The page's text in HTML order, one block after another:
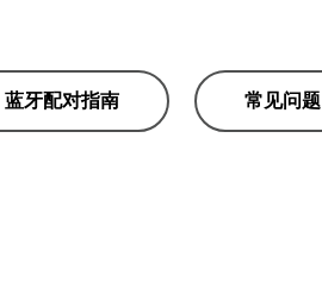
蓝牙配对指南 常见问题